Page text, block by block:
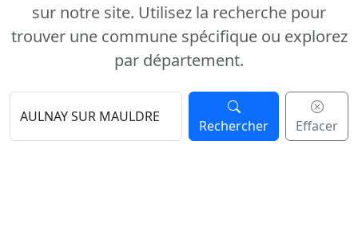
sur notre site. Utilisez la recherche pour
trouver une commune spécifique ou explorez
par département.
Rechercher Effacer